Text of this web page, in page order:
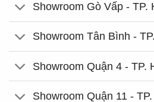
Showroom Gò Vấp - TP.
Showroom Tân Bình -
Showroom Quận 4 - TP.
Showroom Quận 11 -